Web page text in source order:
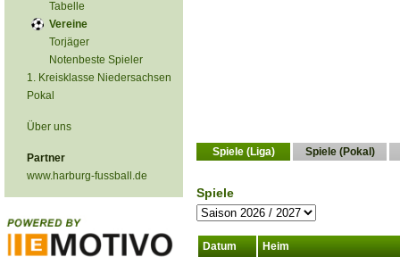
Tabelle
Vereine
Torjäger
Notenbeste Spieler
1. Kreisklasse Niedersachsen
Pokal
Über uns
Partner
www.harburg-fussball.de
Spiele (Liga) Spiele (Pokal)
Spiele
Datum Heim